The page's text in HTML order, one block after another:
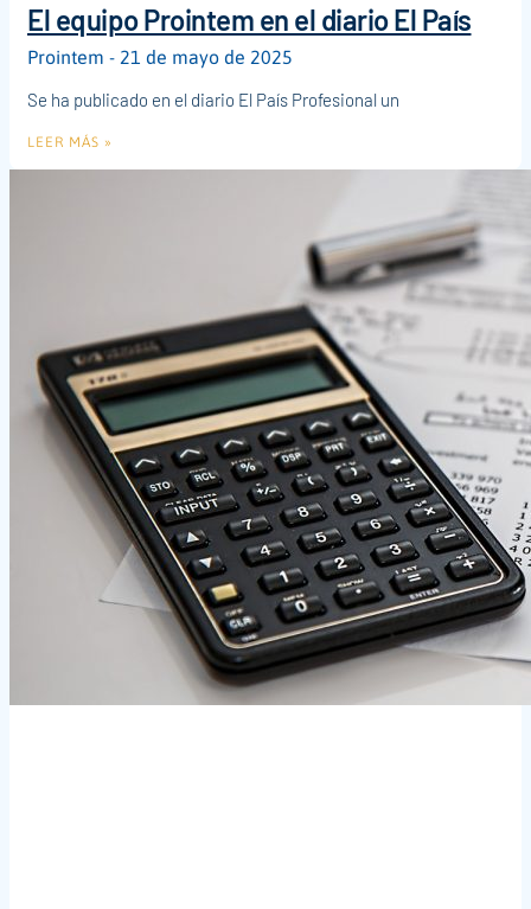
El equipo Prointem en el diario El País
Prointem
21 de mayo de 2025
Se ha publicado en el diario El País Profesional un
LEER MÁS »